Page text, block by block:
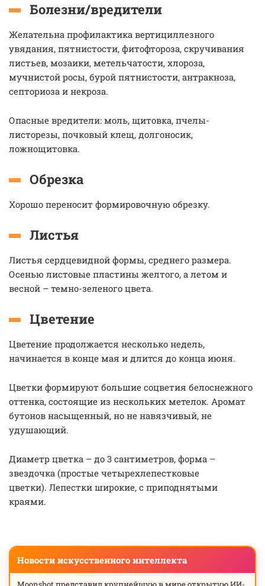
Болезни/вредители
Желательна профилактика вертициллезного
увядания, пятнистости, фитофтороза, скручивания
листьев, мозаики, метельчатости, хлороза,
мучнистой росы, бурой пятнистости, антракноза,
септориоза и некроза.
Опасные вредители: моль, щитовка, пчелы-
листорезы, почковый клещ, долгоносик,
ложнощитовка.
Обрезка
Хорошо переносит формировочную обрезку.
Листья
Листья сердцевидной формы, среднего размера.
Осенью листовые пластины желтого, а летом и
весной – темно-зеленого цвета.
Цветение
Цветение продолжается несколько недель,
начинается в конце мая и длится до конца июня.
Цветки формируют большие соцветия белоснежного
оттенка, состоящие из нескольких метелок. Аромат
бутонов насыщенный, но не навязчивый, не
удушающий.
Диаметр цветка – до 3 сантиметров, форма –
звездочка (простые четырехлепестковые
цветки). Лепестки широкие, с приподнятыми
краями.
Новости искусственного интеллекта